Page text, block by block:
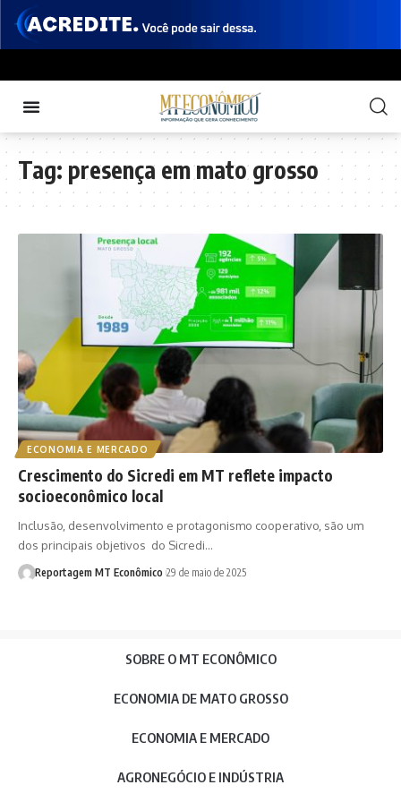
Tag: presença em mato grosso
ECONOMIA E MERCADO
Crescimento do Sicredi em MT reflete impacto
socioeconômico local
Inclusão, desenvolvimento e protagonismo cooperativo, são um
dos principais objetivos do Sicredi…
Reportagem MT Econômico 29 de maio de 2025
SOBRE O MT ECONÔMICO
ECONOMIA DE MATO GROSSO
ECONOMIA E MERCADO
AGRONEGÓCIO E INDÚSTRIA